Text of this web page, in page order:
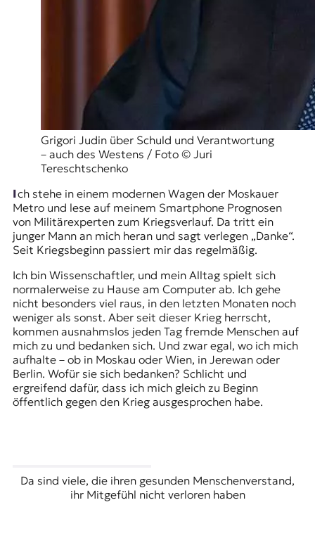
p
a
.
Grigori Judin über Schuld und Verantwortung
– auch des Westens / Foto © Juri
Tereschtschenko
Ich stehe in einem modernen Wagen der Moskauer
Metro und lese auf meinem Smartphone Prognosen
von Militärexperten zum Kriegsverlauf. Da tritt ein
junger Mann an mich heran und sagt verlegen „Danke“.
Seit Kriegsbeginn passiert mir das regelmäßig.
Ich bin Wissenschaftler, und mein Alltag spielt sich
normalerweise zu Hause am Computer ab. Ich gehe
nicht besonders viel raus, in den letzten Monaten noch
weniger als sonst. Aber seit dieser Krieg herrscht,
kommen ausnahmslos jeden Tag fremde Menschen auf
mich zu und bedanken sich. Und zwar egal, wo ich mich
aufhalte – ob in Moskau oder Wien, in Jerewan oder
Berlin. Wofür sie sich bedanken? Schlicht und
ergreifend dafür, dass ich mich gleich zu Beginn
öffentlich gegen den Krieg ausgesprochen habe.
Da sind viele, die ihren gesunden Menschenverstand,
ihr Mitgefühl nicht verloren haben